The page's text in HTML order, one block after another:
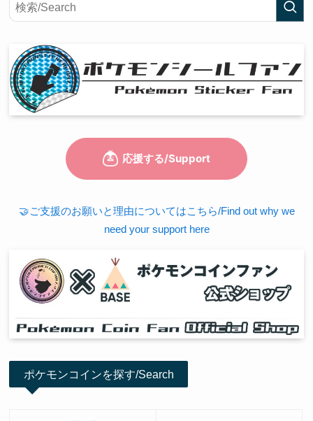
🤝ご支援のお願いと理由についてはこちら/Find out why we
need your support here
ポケモンコインを探す/Search